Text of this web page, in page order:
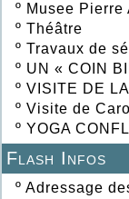
º Musee Pierre
º Théâtre
º Travaux de
º UN « COIN
º VISITE DE
º Visite de
º YOGA
Flash Infos
º Adressage